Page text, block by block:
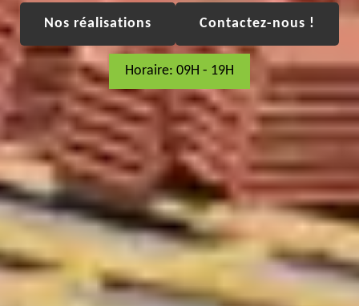
Nos réalisations Contactez-nous !
Horaire: 09H - 19H